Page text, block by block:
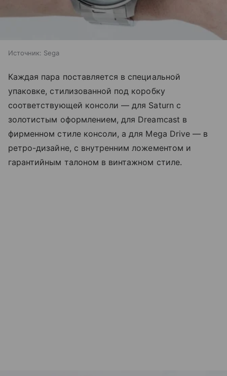
Источник: Sega
Каждая пара поставляется в специальной
упаковке, стилизованной под коробку
соответствующей консоли — для Saturn с
золотистым оформлением, для Dreamcast в
фирменном стиле консоли, а для Mega Drive — в
ретро-дизайне, с внутренним ложементом и
гарантийным талоном в винтажном стиле.